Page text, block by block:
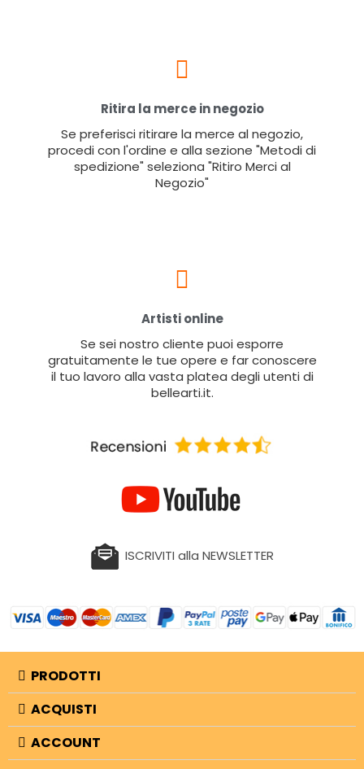
Ritira la merce in negozio
Se preferisci ritirare la merce al negozio,
procedi con l'ordine e alla sezione "Metodi di
spedizione" seleziona "Ritiro Merci al
Negozio"
Artisti online
Se sei nostro cliente puoi esporre
gratuitamente le tue opere e far conoscere
il tuo lavoro alla vasta platea degli utenti di
bellearti.it.
ISCRIVITI alla NEWSLETTER
PRODOTTI
ACQUISTI
ACCOUNT